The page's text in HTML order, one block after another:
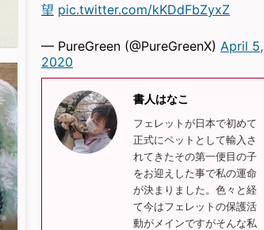
望 pic.twitter.com/kKDdFbZyxZ
— PureGreen (@PureGreenX) April 5,
2020
書人はなこ
フェレットが日本で初めて
正式にペットとして輸入さ
れてきたその第一便目の子
をお迎えした事で私の運命
が決まりました。色々と経
て今はフェレットの保護活
動がメインですがそんな私